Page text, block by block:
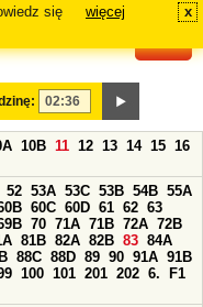
się
więcej x
10B 11 12 13 14 15 16
52 53A 53C 53B 54B 55A
60C 60D 61 62 63
70 71A 71B 72A 72B
81B 82A 82B 83 84A
88C 88D 89 90 91A 91B
100 101 201 202 6.
F1